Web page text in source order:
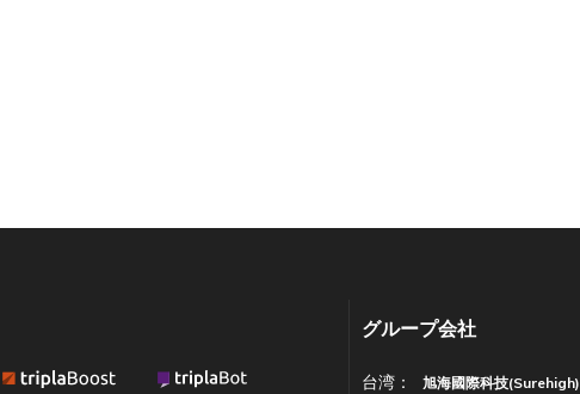
グループ会社
台湾： 旭海國際科技(Surehigh)